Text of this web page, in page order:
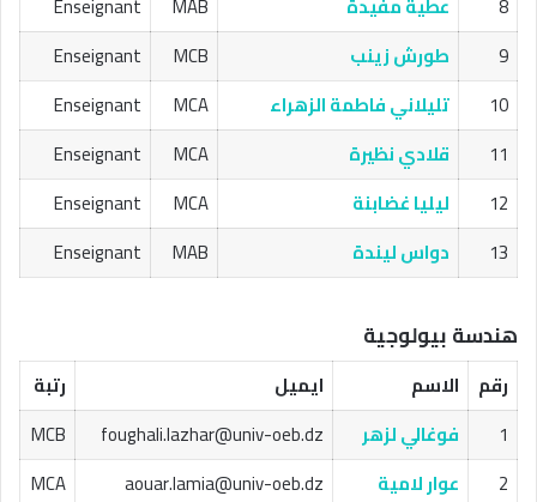
9
طورش زينب MCB
Enseignant
10
تليلاني فاطمة الزهراء MCA
Enseignant
11
قلادي نظيرة MCA
Enseignant
12
ليليا غضابنة MCA
Enseignant
13
دواس ليندة MAB
Enseignant
هندسة بيولوجية
رقم الاسم ايميل
رتبة
1
فوغالي لزهر foughali.lazhar@univ-oeb.dz
MCB
2
عوار لامية aouar.lamia@univ-oeb.dz
MCA